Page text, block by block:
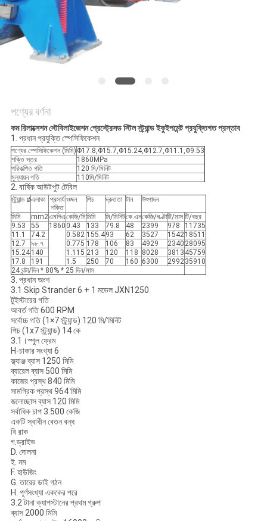
PRIVACY
POLICY
পণ্যের বর্ণনা
কম রিলাক্সেশন স্টেবিলাইজেশন প্রেস্ট্রেসড স্টিল স্ট্র্যান্ড ইকুইপমেন্ট প্রযুক্তিগত প্রস্তাব
1. প্রধান প্রযুক্তি স্পেসিফিকেশন
পণ্যের স্পেসিফিকেশন (মিমি) Φ17.8,Φ15.7,Φ15.24,Φ12.7,Φ11.1,Φ9.53
শক্তি স্তর
1860MPa
পরিকল্পিত গতি
120 মি/মিনিট
মূল্যায়ন গতি
110মি/মিনিট
2. বার্ষিক আউটপুট টেবিল
স্ট্র্যান্ড øএলাকা প্রসার্য
শক্তি
ওজন পিচ দ্রুততা টান উৎপাদন
মিমি mm2এমপিএকেজি/মিমিমি মি/মিনিটকে.এনকেজি/ঘণ্টাটি/মাস টি/বছর
9.53
55 1860 0.43 133 79.8 48 2399 978
11735
11.1
74.2 0.582 155.493 62 3527 154218511
12.7
৯৮.৭ 0.775 178 106 83 4929 2340 28095
15.24 140 1.115 213 120 118 8028 3813 45759
17.8
191 1.5 250 70 160 6300 299235910
24 ঘন্টা/দিন * 80% * 25 দিন/মাস
3. প্রধান অংশ
3.1 Skip Strander 6 + 1 মডেল JXN1250
টুইস্টারের গতি
আবর্ত গতি600 RPM
সর্বোচ্চ গতি (1×7 স্ট্র্যান্ড) 120 মি/মিনিট
পিচ (1x7 স্ট্র্যান্ড) 14কে
3.1।স্পুল ফ্রেম
H-চাকার সংখ্যা6
ফ্ল্যাঞ্জ ব্যাস 1250 মিমি
ব্যারেল ব্যাস 500 মিমি
কাজের প্রস্থ840 মিমি
সামগ্রিক প্রস্থ964 মিমি
জলোচ্ছাস ব্যাস 120 মিমি
সর্বাধিক চাপ 3.500 কেজি
একটি স্বাধীন বেতন বন্ধ
বি রাক
গ.ড্রাইভ
D. দোলনা
ই. নম
F. হাউজিং
G. তারের ডাই গঠন
H. পূর্ণসংখ্যা এককের পরে
3.2 টানা ক্যাপস্টানের প্রথম গ্রুপ
ব্যাস2000 মিমি